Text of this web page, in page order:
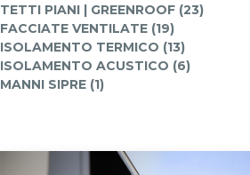
TETTI PIANI | GREENROOF (23)
FACCIATE VENTILATE (19)
ISOLAMENTO TERMICO (13)
ISOLAMENTO ACUSTICO (6)
MANNI SIPRE (1)